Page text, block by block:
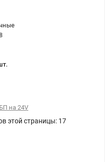
на 24V
этой страницы: 17